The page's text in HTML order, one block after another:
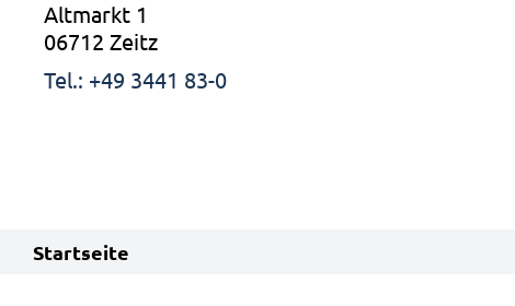
Altmarkt 1
06712 Zeitz
Tel.: +49 3441 83-0
Startseite